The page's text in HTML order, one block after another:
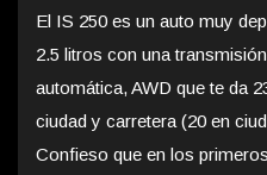
El IS 250 es un auto muy
2.5 litros con una
automática, AWD que te da
ciudad y carretera (20 en
Confieso que en los